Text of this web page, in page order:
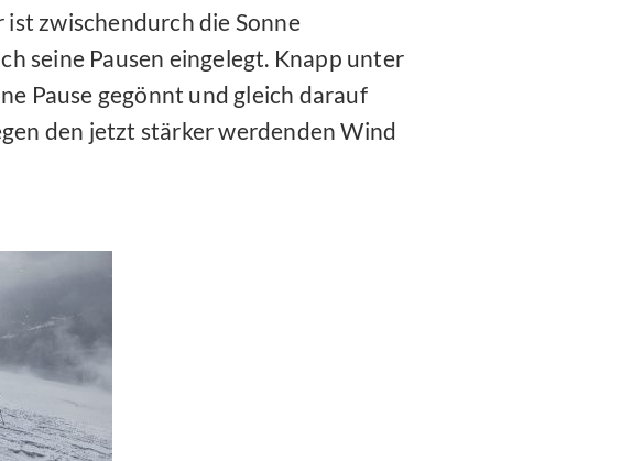
zwischendurch die Sonne
seine Pausen eingelegt. Knapp unter
Pause gegönnt und gleich darauf
den jetzt stärker werdenden Wind